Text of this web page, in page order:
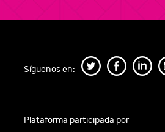
Síguenos en:
Plataforma participada por